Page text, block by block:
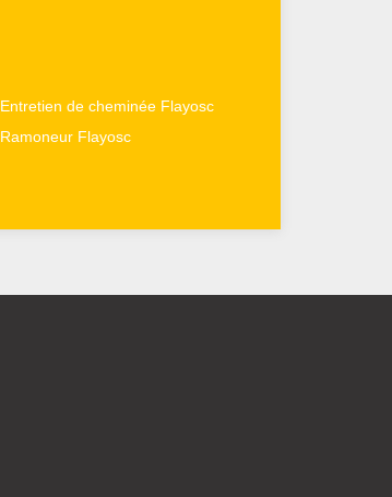
Entretien de cheminée Flayosc
Ramoneur Flayosc